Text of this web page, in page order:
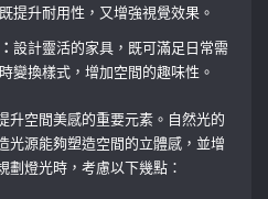
提升耐用性，又增強視覺效果。
設計靈活的家具，既可滿足日常需
變換樣式，增加空間的趣味性。
升空間美感的重要元素。自然光的
光源能夠塑造空間的立體感，並增
劃燈光時，考慮以下幾點：